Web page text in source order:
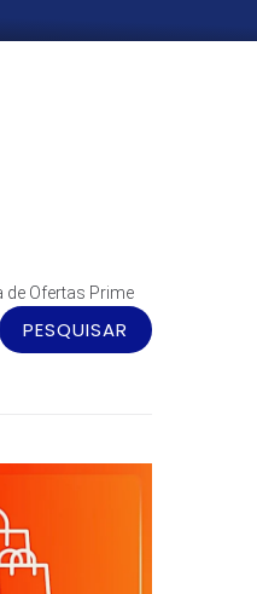
de Ofertas Prime
PESQUISAR